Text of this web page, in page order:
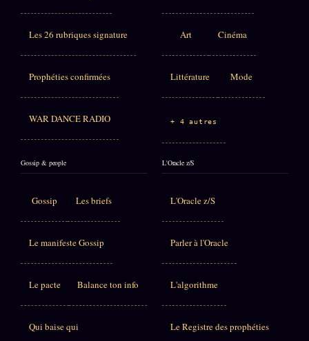
Les 26 rubriques signature
Prophéties confirmées
WAR DANCE RADIO
Art Cinéma
Littérature Mode
+ 4 autres
Gossip & people
Gossip Les briefs
Le manifeste Gossip
Le pacte Balance ton info
Qui baise qui
L'Oracle z/S
L'Oracle z/S
Parler à l'Oracle
L'algorithme
Le Registre des prophéties